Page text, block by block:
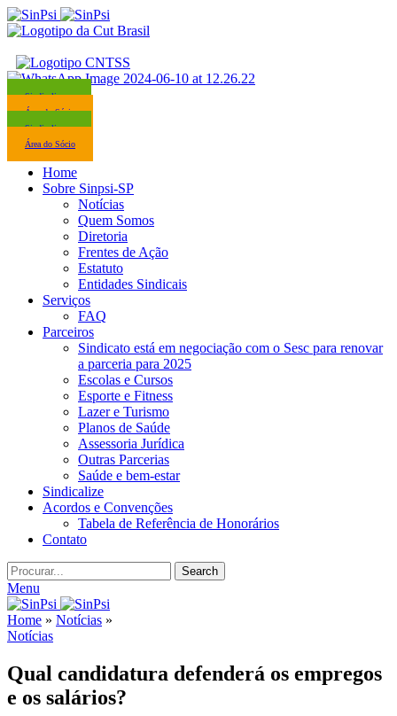
Sindicalize-se
Área do Sócio
Sindicalize-se
Área do Sócio
Home
Sobre Sinpsi-SP
Notícias
Quem Somos
Diretoria
Frentes de Ação
Estatuto
Entidades Sindicais
Serviços
FAQ
Parceiros
Sindicato está em negociação com o Sesc para renovar
a parceria para 2025
Escolas e Cursos
Esporte e Fitness
Lazer e Turismo
Planos de Saúde
Assessoria Jurídica
Outras Parcerias
Saúde e bem-estar
Sindicalize
Acordos e Convenções
Tabela de Referência de Honorários
Contato
Search
Menu
Home » Notícias »
Notícias
Qual candidatura defenderá os empregos
e os salários?